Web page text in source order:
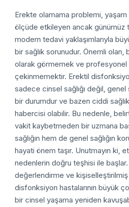
Erekte olamama problemi,
ölçüde etkileyen ancak günümüz
modern tedavi yaklaşımlarıyla
bir sağlık sorunudur. Önemli olan,
olarak görmemek ve profesyonel
çekinmemektir. Erektil
sadece cinsel sağlığı değil, genel
bir durumdur ve bazen ciddi sağlık
habercisi olabilir. Bu nedenle,
vakit kaybetmeden bir uzmana
sağlığın hem de genel sağlığın
hayati önem taşır. Unutmayın ki,
nedenlerin doğru teşhisi ile başlar.
değerlendirme ve kişiselleştirilmiş
disfonksiyon hastalarının büyük
bir cinsel yaşama yeniden